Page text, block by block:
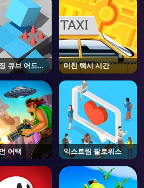
큐브 어드벤
미친 택시 시간
어택 익스트림 팔로워스